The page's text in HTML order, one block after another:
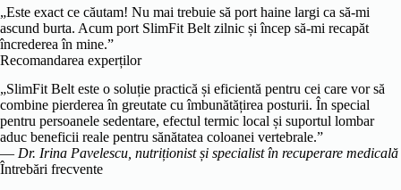
„Este exact ce căutam! Nu mai trebuie să port haine largi ca să-mi
ascund burta. Acum port SlimFit Belt zilnic și încep să-mi recapăt
încrederea în mine.”
Recomandarea experților
„SlimFit Belt este o soluție practică și eficientă pentru cei care vor să
combine pierderea în greutate cu îmbunătățirea posturii. În special
pentru persoanele sedentare, efectul termic local și suportul lombar
aduc beneficii reale pentru sănătatea coloanei vertebrale.”
— Dr. Irina Pavelescu, nutriționist și specialist în recuperare medicală
Întrebări frecvente